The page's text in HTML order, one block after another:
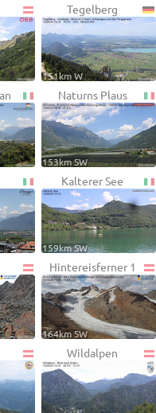
Tegelberg
151km W
Naturns Plaus
153km SW
Kalterer See
159km SW
Hintereisferner 1
164km SW
Wildalpen